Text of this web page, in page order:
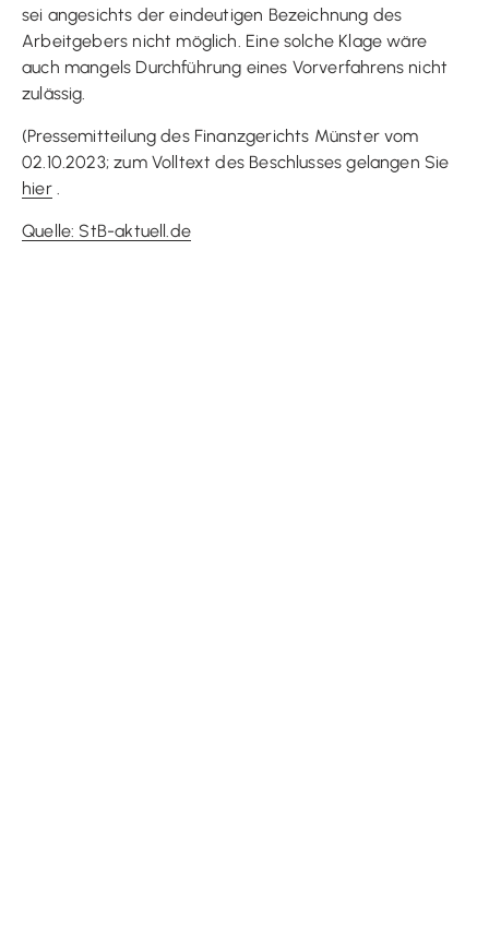
sei angesichts der eindeutigen Bezeichnung des
Arbeitgebers nicht möglich. Eine solche Klage wäre
auch mangels Durchführung eines Vorverfahrens nicht
zulässig.
(Pressemitteilung des Finanzgerichts Münster vom
02.10.2023; zum Volltext des Beschlusses gelangen Sie
hier.
Quelle: StB-aktuell.de